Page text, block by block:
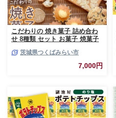
こだわりの 焼き菓子 詰め合わ
せ 8種類 セット お菓子 焼菓子
茨城県つくばみらい市
7,000円